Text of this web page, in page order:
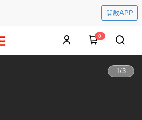
開啟APP
0
1/3